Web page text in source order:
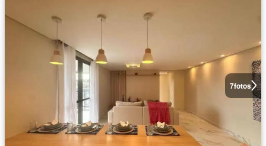
7fotos